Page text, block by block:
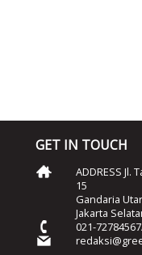
GET IN TOUCH
ADDRESS Jl.
15
Gandaria
Jakarta
021-